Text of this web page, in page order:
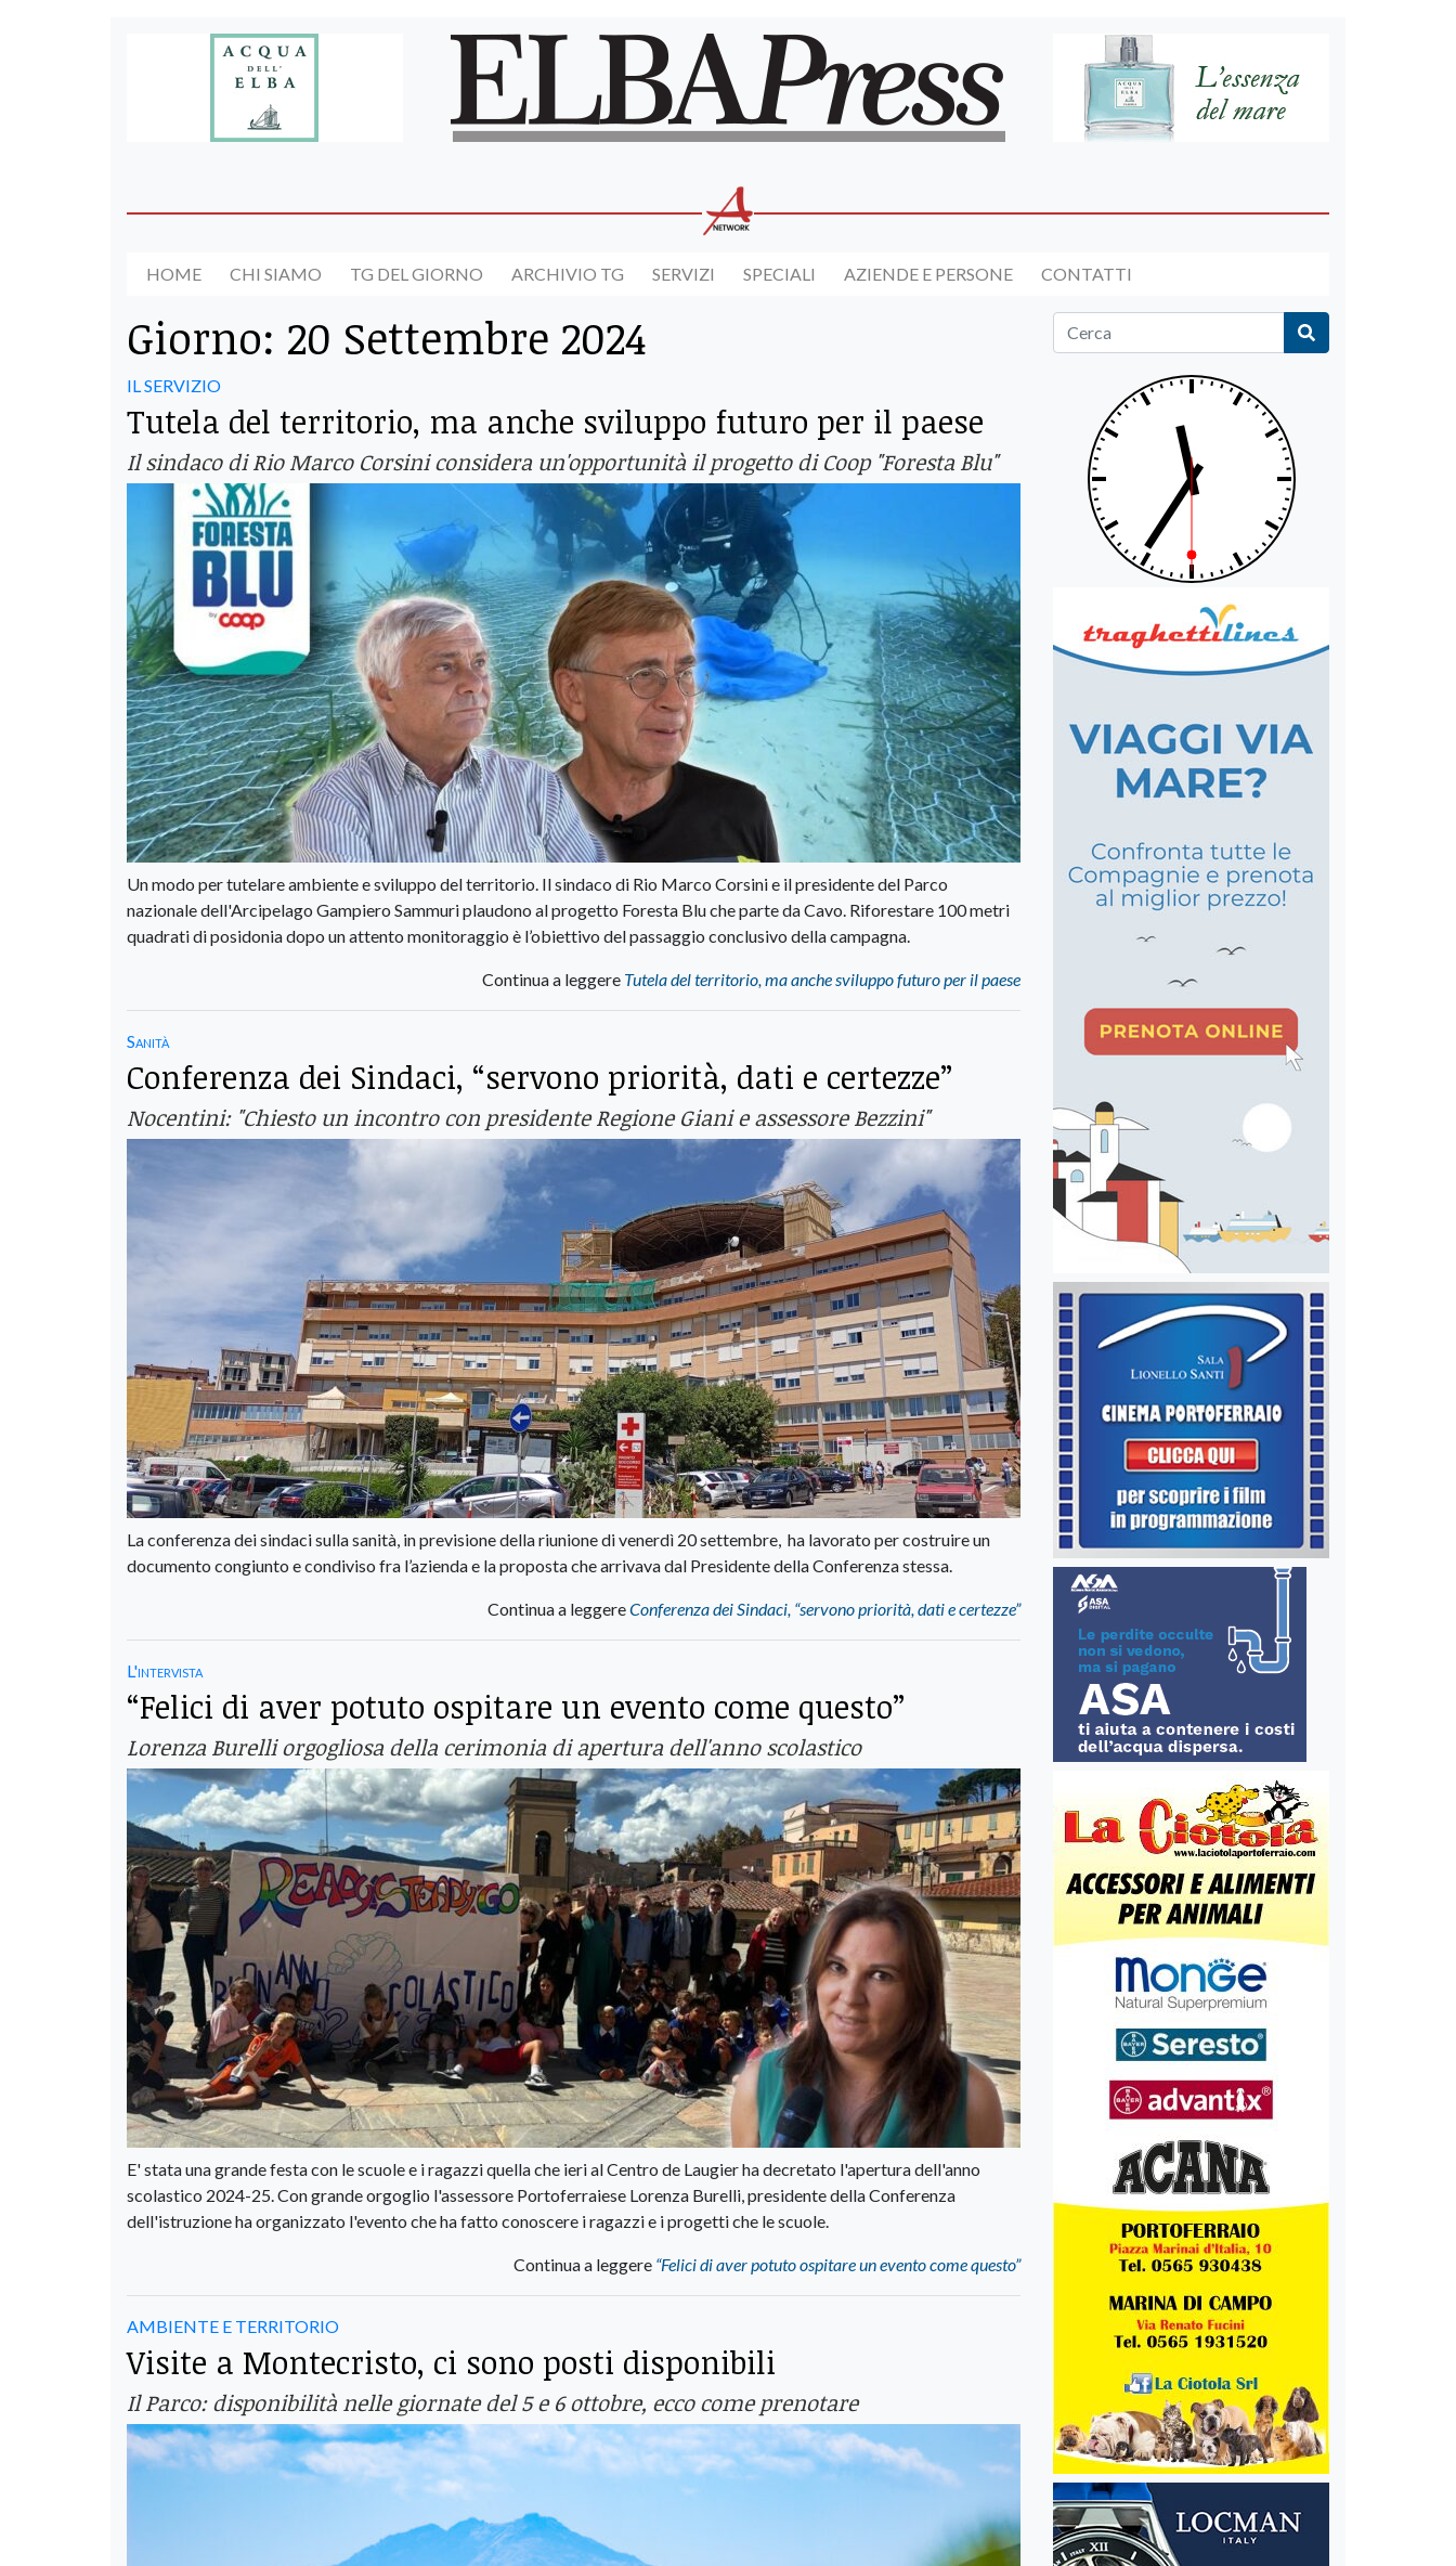
HOME CHI SIAMO TG DEL GIORNO ARCHIVIO TG SERVIZI SPECIALI AZIENDE E PERSONE CONTATTI
Giorno: 20 Settembre 2024
IL SERVIZIO
Tutela del territorio, ma anche sviluppo futuro per il paese
Il sindaco di Rio Marco Corsini considera un'opportunità il progetto di Coop "Foresta Blu"
Un modo per tutelare ambiente e sviluppo del territorio. Il sindaco di Rio Marco Corsini e il presidente del Parco
nazionale dell'Arcipelago Gampiero Sammuri plaudono al progetto Foresta Blu che parte da Cavo. Riforestare 100 metri
quadrati di posidonia dopo un attento monitoraggio è l’obiettivo del passaggio conclusivo della campagna.
Continua a leggere Tutela del territorio, ma anche sviluppo futuro per il paese
Sanità
Conferenza dei Sindaci, “servono priorità, dati e certezze”
Nocentini: "Chiesto un incontro con presidente Regione Giani e assessore Bezzini"
La conferenza dei sindaci sulla sanità, in previsione della riunione di venerdì 20 settembre, ha lavorato per costruire un
documento congiunto e condiviso fra l’azienda e la proposta che arrivava dal Presidente della Conferenza stessa.
Continua a leggereConferenza dei Sindaci, “servono priorità, dati e certezze”
L'intervista
“Felici di aver potuto ospitare un evento come questo”
Lorenza Burelli orgogliosa della cerimonia di apertura dell'anno scolastico
E' stata una grande festa con le scuole e i ragazzi quella che ieri al Centro de Laugier ha decretato l'apertura dell'anno
scolastico 2024-25. Con grande orgoglio l'assessore Portoferraiese Lorenza Burelli, presidente della Conferenza
dell'istruzione ha organizzato l'evento che ha fatto conoscere i ragazzi e i progetti che le scuole.
Continua a leggere “Felici di aver potuto ospitare un evento come questo”
AMBIENTE E TERRITORIO
Visite a Montecristo, ci sono posti disponibili
Il Parco: disponibilità nelle giornate del 5 e 6 ottobre, ecco come prenotare